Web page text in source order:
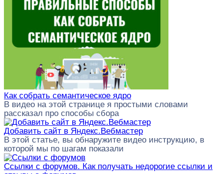
Как собрать семантическое ядро
В видео на этой странице я простыми словами
рассказал про способы сбора
Добавить сайт в Яндекс.Вебмастер
В этой статье, вы обнаружите видео инструкцию, в
которой мы по шагам показали
Ссылки с форумов. Как получать недорогие ссылки и